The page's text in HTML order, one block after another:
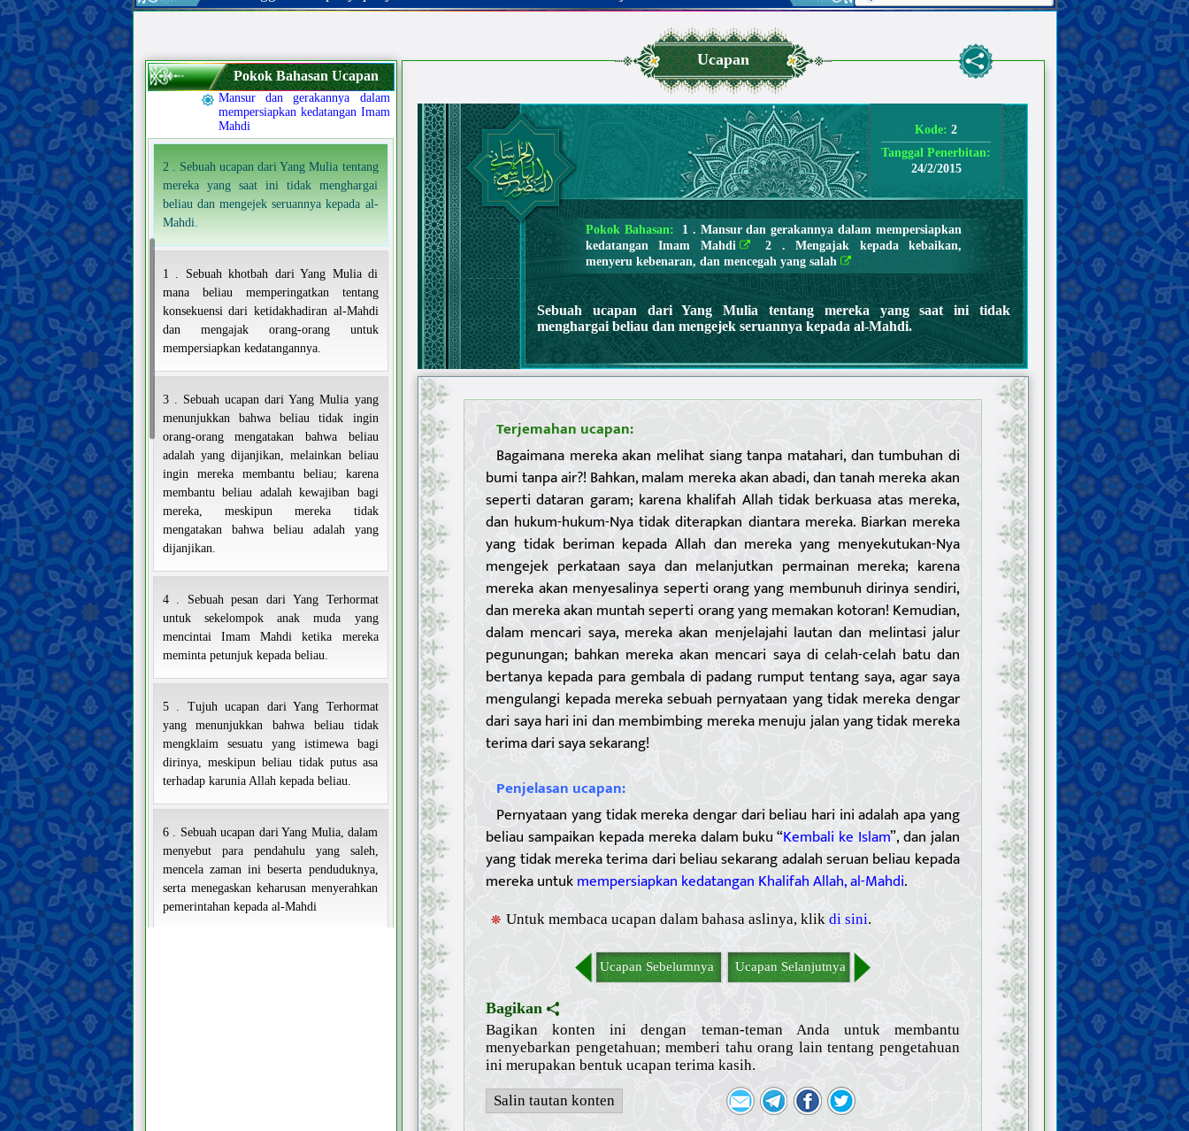
Ucapan
Kode: 2
Tanggal Penerbitan:
24/2/2015
Pokok Bahasan:
1 . Mansur dan gerakannya dalam mempersiapkan
kedatangan Imam Mahdi
2 . Mengajak kepada kebaikan,
menyeru kebenaran, dan mencegah yang salah
Sebuah ucapan dari Yang Mulia tentang mereka yang saat ini tidak
menghargai beliau dan mengejek seruannya kepada al-Mahdi.
Terjemahan ucapan:
Bagaimana mereka akan melihat siang tanpa matahari, dan tumbuhan di
bumi tanpa air?! Bahkan, malam mereka akan abadi, dan tanah mereka akan
seperti dataran garam; karena khalifah Allah tidak berkuasa atas mereka,
dan hukum-hukum-Nya tidak diterapkan diantara mereka. Biarkan mereka
yang tidak beriman kepada Allah dan mereka yang menyekutukan-Nya
mengejek perkataan saya dan melanjutkan permainan mereka; karena
mereka akan menyesalinya seperti orang yang membunuh dirinya sendiri,
dan mereka akan muntah seperti orang yang memakan kotoran! Kemudian,
dalam mencari saya, mereka akan menjelajahi lautan dan melintasi jalur
pegunungan; bahkan mereka akan mencari saya di celah-celah batu dan
bertanya kepada para gembala di padang rumput tentang saya, agar saya
mengulangi kepada mereka sebuah pernyataan yang tidak mereka dengar
dari saya hari ini dan membimbing mereka menuju jalan yang tidak mereka
terima dari saya sekarang!
Penjelasan ucapan:
Pernyataan yang tidak mereka dengar dari beliau hari ini adalah apa yang
beliau sampaikan kepada mereka dalam buku “Kembali ke Islam”, dan jalan
yang tidak mereka terima dari beliau sekarang adalah seruan beliau kepada
mereka untukmempersiapkan kedatangan Khalifah Allah, al-Mahdi.
Untuk membaca ucapan dalam bahasa aslinya, klikdi sini.
Ucapan Sebelumnya Ucapan Selanjutnya
Bagikan
Bagikan konten ini dengan teman-teman Anda untuk membantu
menyebarkan pengetahuan; memberi tahu orang lain tentang pengetahuan
ini merupakan bentuk ucapan terima kasih.
Salin tautan konten
Pokok Bahasan Ucapan
Keberadaan, sifat-sifat, dan
perbuatan Imam Mahdi
Mansur dan gerakannya dalam
mempersiapkan kedatangan Imam
Mahdi
2 . Sebuah ucapan dari Yang Mulia tentang
mereka yang saat ini tidak menghargai
beliau dan mengejek seruannya kepada al-
Mahdi.
1 . Sebuah khotbah dari Yang Mulia di
mana beliau memperingatkan tentang
konsekuensi dari ketidakhadiran al-Mahdi
dan mengajak orang-orang untuk
mempersiapkan kedatangannya.
3 . Sebuah ucapan dari Yang Mulia yang
menunjukkan bahwa beliau tidak ingin
orang-orang mengatakan bahwa beliau
adalah yang dijanjikan, melainkan beliau
ingin mereka membantu beliau; karena
membantu beliau adalah kewajiban bagi
mereka, meskipun mereka tidak
mengatakan bahwa beliau adalah yang
dijanjikan.
4 . Sebuah pesan dari Yang Terhormat
untuk sekelompok anak muda yang
mencintai Imam Mahdi ketika mereka
meminta petunjuk kepada beliau.
5 . Tujuh ucapan dari Yang Terhormat
yang menunjukkan bahwa beliau tidak
mengklaim sesuatu yang istimewa bagi
dirinya, meskipun beliau tidak putus asa
terhadap karunia Allah kepada beliau.
6 . Sebuah ucapan dari Yang Mulia, dalam
menyebut para pendahulu yang saleh,
mencela zaman ini beserta penduduknya,
serta menegaskan keharusan menyerahkan
pemerintahan kepada al-Mahdi